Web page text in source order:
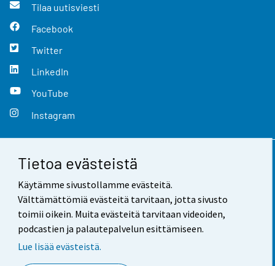
Tietoa evästeistä
Käytämme sivustollamme evästeitä.
Välttämättömiä evästeitä tarvitaan, jotta sivusto
toimii oikein. Muita evästeitä tarvitaan videoiden,
podcastien ja palautepalvelun esittämiseen.
Lue lisää evästeistä.
Tilaa uutisviesti
Facebook
Twitter
LinkedIn
YouTube
Instagram
Yhteystiedot
Palaute
Käyttöehdot